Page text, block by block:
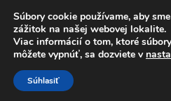
DOPRAVA od 6 EUR
Po–Pi 09:00–16:00 233
Preskočiť
na
Preskočiť
na
Súbory cookie používame, aby
zážitok na našej webovej lokalite.
Viac informácií o tom, ktoré
môžete vypnúť, sa dozviete v
Súhlasiť